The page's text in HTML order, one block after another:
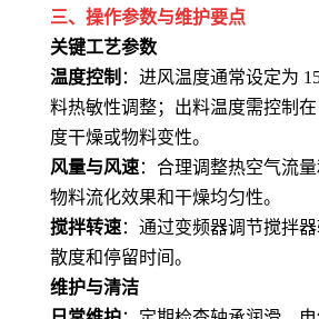
三、操作参数与维护要点
关键工艺参数
温度控制 ：进风温度通常设定为
料热敏性调整；出料温度需控制
度干燥或物料变性。
风量与风速：合理调整热空气流
物料流化效果和干燥均匀性。
搅拌转速：通过变频器调节搅拌
散度和停留时间。
维护与清洁